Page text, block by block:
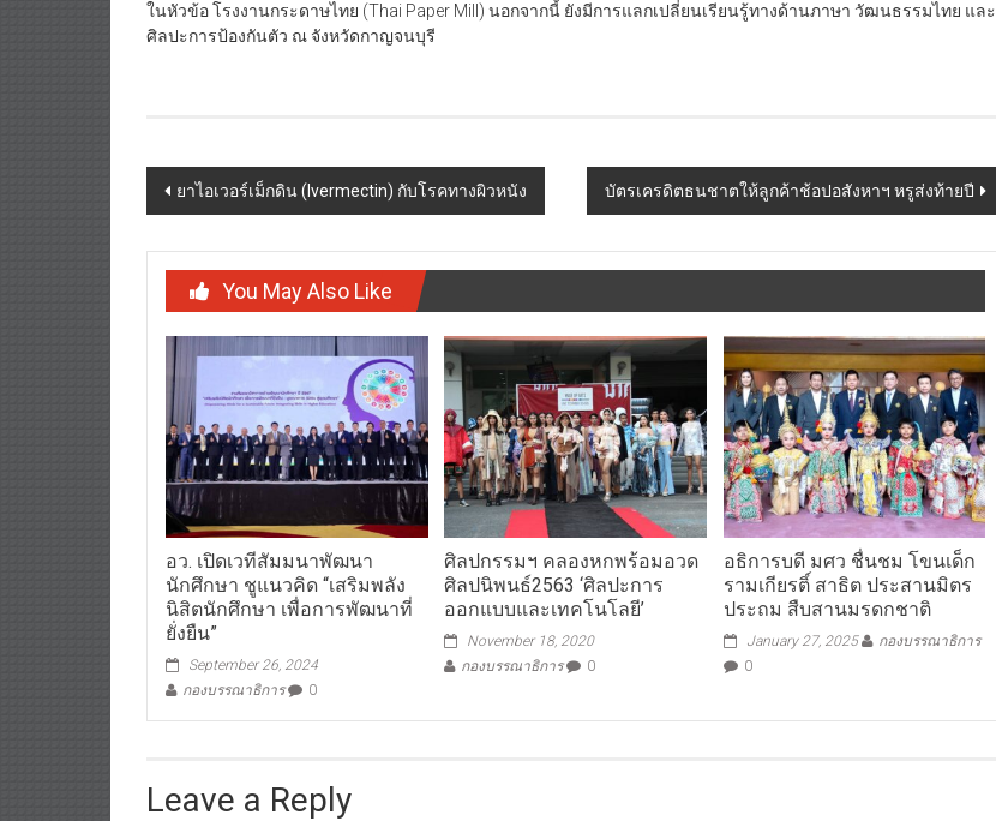
ในหัวข้อ โรงงานกระดาษไทย (Thai Paper Mill) นอกจากนี้ ยังมีการแลกเปลี่ยนเรียนรู้ทางด้านภาษา วัฒนธรรมไทย และ
ศิลปะการป้องกันตัว ณ จังหวัดกาญจนบุรี
Post
ยาไอเวอร์เม็กดิน (Ivermectin) กับโรคทางผิวหนัง บัตรเครดิตธนชาตให้ลูกค้าช้อปอสังหาฯ หรูส่งท้ายปี
You May Also Like
อว. เปิดเวทีสัมมนาพัฒนา
นักศึกษา ชูแนวคิด “เสริมพลัง
นิสิตนักศึกษา เพื่อการพัฒนาที่
ยั่งยืน”
September 26, 2024
กองบรรณาธิการ
0
ศิลปกรรมฯ คลองหกพร้อมอวด
ศิลปนิพนธ์2563 ‘ศิลปะการ
ออกแบบและเทคโนโลยี’
November 18, 2020
กองบรรณาธิการ
0
อธิการบดี มศว ชื่นชม โขนเด็ก
รามเกียรติ์ สาธิต ประสานมิตร
ประถม สืบสานมรดกชาติ
January 27, 2025
กองบรรณาธิการ
0
Leave a Reply